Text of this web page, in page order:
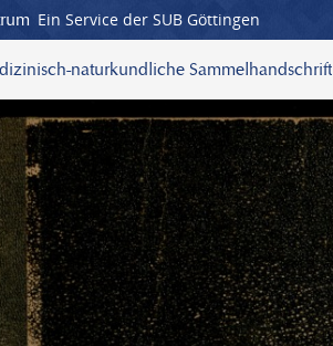
Ein Service der SUB Göttingen
naturkundliche Sammelhandschrift